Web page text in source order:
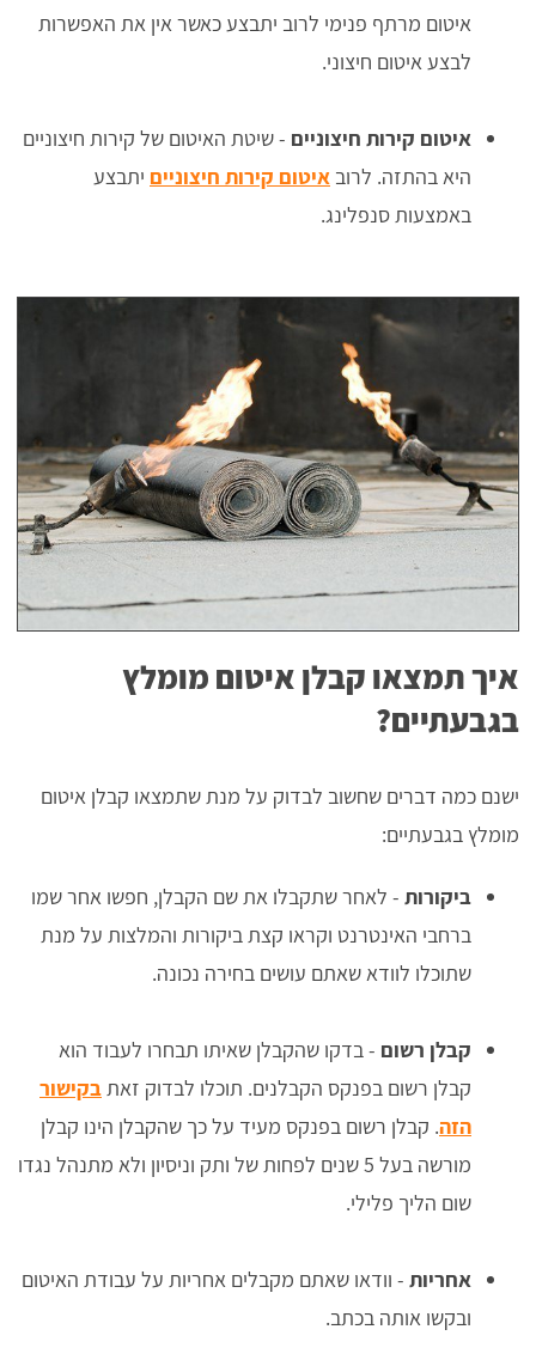
איטום מרתף פנימי לרוב יתבצע כאשר אין את האפשרות
לבצע איטום חיצוני.
איטום קירות חיצוניים - שיטת האיטום של קירות חיצוניים
היא בהתזה. לרוב איטום קירות חיצוניים יתבצע
באמצעות סנפלינג.
איך תמצאו קבלן איטום מומלץ
בגבעתיים?
ישנם כמה דברים שחשוב לבדוק על מנת שתמצאו קבלן איטום
מומלץ בגבעתיים:
ביקורות - לאחר שתקבלו את שם הקבלן, חפשו אחר שמו
ברחבי האינטרנט וקראו קצת ביקורות והמלצות על מנת
שתוכלו לוודא שאתם עושים בחירה נכונה.
קבלן רשום - בדקו שהקבלן שאיתו תבחרו לעבוד הוא
קבלן רשום בפנקס הקבלנים. תוכלו לבדוק זאתבקישור
הזה. קבלן רשום בפנקס מעיד על כך שהקבלן הינו קבלן
מורשה בעל 5 שנים לפחות של ותק וניסיון ולא מתנהל נגדו
שום הליך פלילי.
אחריות - וודאו שאתם מקבלים אחריות על עבודת האיטום
ובקשו אותה בכתב.